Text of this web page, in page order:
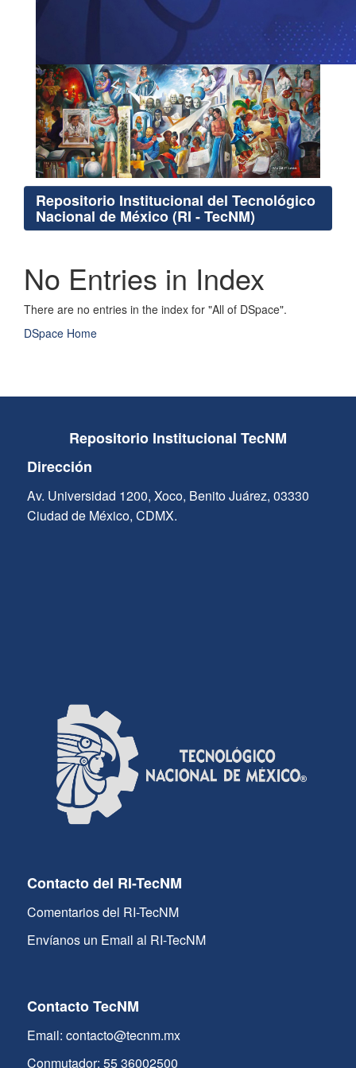
Repositorio Institucional del Tecnológico
Nacional de México (RI - TecNM)
No Entries in Index
There are no entries in the index for "All of DSpace".
DSpace Home
Repositorio Institucional TecNM
Dirección
Av. Universidad 1200, Xoco, Benito Juárez, 03330
Ciudad de México, CDMX.
Contacto del RI-TecNM
Comentarios del RI-TecNM
Envíanos un Email al RI-TecNM
Contacto TecNM
Email: contacto@tecnm.mx
Conmutador: 55 36002500